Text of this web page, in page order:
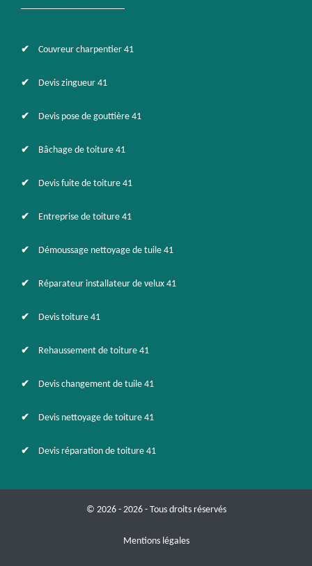
Couvreur charpentier 41
Devis zingueur 41
Devis pose de gouttière 41
Bâchage de toiture 41
Devis fuite de toiture 41
Entreprise de toiture 41
Démoussage nettoyage de tuile 41
Réparateur installateur de velux 41
Devis toiture 41
Rehaussement de toiture 41
Devis changement de tuile 41
Devis nettoyage de toiture 41
Devis réparation de toiture 41
© 2026 - 2026 - Tous droits réservés
Mentions légales